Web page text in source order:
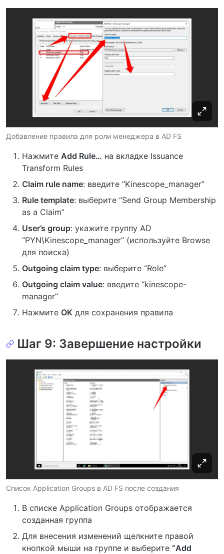
Добавление правила для роли менеджера в AD FS
Нажмите Add Rule… на вкладке Issuance
Transform Rules
Claim rule name: введите “Kinescope_manager”
Rule template: выберите “Send Group Membership
as a Claim”
User’s group: укажите группу AD
“PYN\Kinescope_manager” (используйте Browse
для поиска)
Outgoing claim type: выберите “Role”
Outgoing claim value: введите “kinescope-
manager”
Нажмите OK для сохранения правила
Шаг 9: Завершение настройки
Список Application Groups в AD FS после создания
В списке Application Groups отображается
созданная группа
Для внесения изменений щелкните правой
кнопкой мыши на группе и выберите “Add